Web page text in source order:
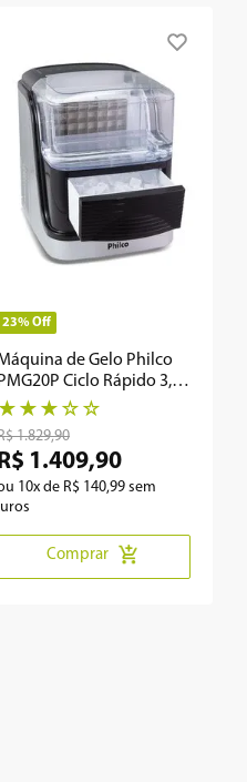
23%Off
de Gelo Philco
Ciclo Rápido 3,5L
20Kg
★ ★ ★ ☆ ☆
1.829,90
1 .409,90
10x de R$ 140,99 sem
Comprar